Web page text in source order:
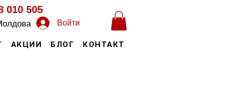
Войти
010 505
АКЦИИ БЛОГ КОНТАКТ